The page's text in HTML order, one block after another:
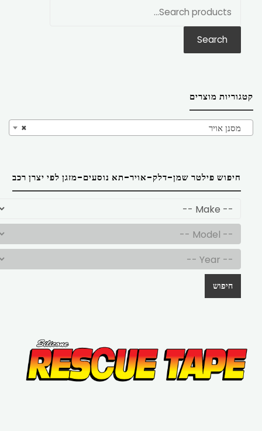
Search
קטגוריות מוצרים
× מסנן אויר
חיפוש פילטר שמן-דלק-אויר-תא נוסעים-מזגן לפי יצרן רכב
חיפוש